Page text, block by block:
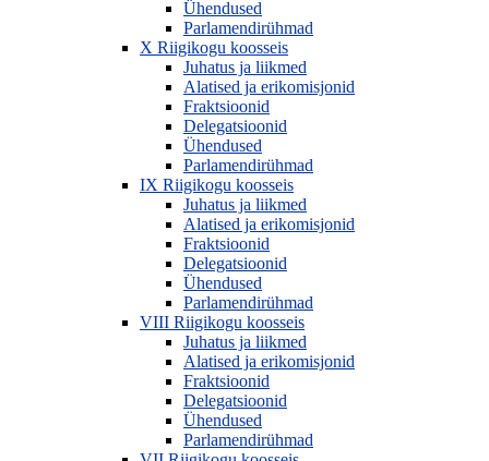
Ühendused
Parlamendirühmad
X Riigikogu koosseis
Juhatus ja liikmed
Alatised ja erikomisjonid
Fraktsioonid
Delegatsioonid
Ühendused
Parlamendirühmad
IX Riigikogu koosseis
Juhatus ja liikmed
Alatised ja erikomisjonid
Fraktsioonid
Delegatsioonid
Ühendused
Parlamendirühmad
VIII Riigikogu koosseis
Juhatus ja liikmed
Alatised ja erikomisjonid
Fraktsioonid
Delegatsioonid
Ühendused
Parlamendirühmad